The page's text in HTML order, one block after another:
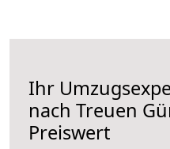
Ihr
nach Treuen
Preiswert